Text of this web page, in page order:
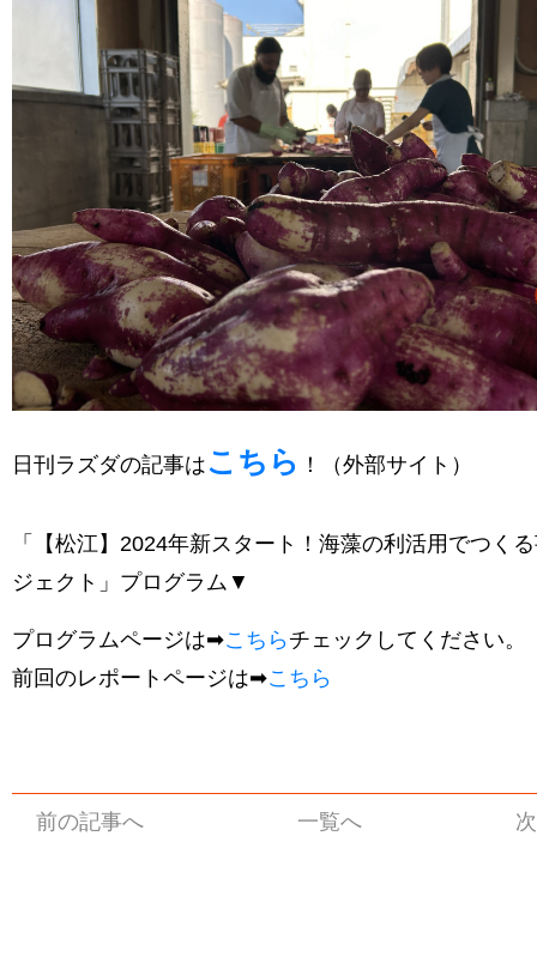
日刊ラズダの記事は こちら ！（外部サイト）
「【松江】2024年新スタート！海藻の利活用でつく
ジェクト」プログラム▼
プログラムページは➡こちらチェックしてください。
前回のレポートページは➡こちら
前の記事へ 一覧へ